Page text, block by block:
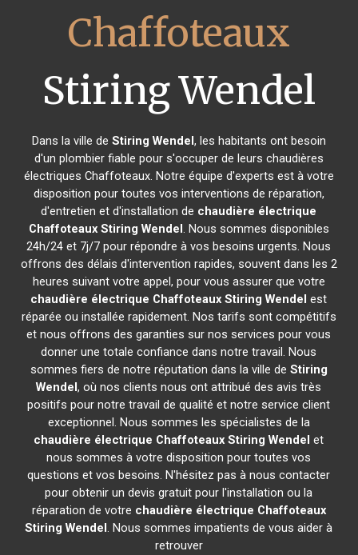
Chaffoteaux
Stiring Wendel
Dans la ville de Stiring Wendel, les habitants ont besoin
d'un plombier fiable pour s'occuper de leurs chaudières
électriques Chaffoteaux. Notre équipe d'experts est à votre
disposition pour toutes vos interventions de réparation,
d'entretien et d'installation de chaudière électrique
Chaffoteaux Stiring Wendel. Nous sommes disponibles
24h/24 et 7j/7 pour répondre à vos besoins urgents. Nous
offrons des délais d'intervention rapides, souvent dans les 2
heures suivant votre appel, pour vous assurer que votre
chaudière électrique Chaffoteaux Stiring Wendel est
réparée ou installée rapidement. Nos tarifs sont compétitifs
et nous offrons des garanties sur nos services pour vous
donner une totale confiance dans notre travail. Nous
sommes fiers de notre réputation dans la ville de Stiring
Wendel, où nos clients nous ont attribué des avis très
positifs pour notre travail de qualité et notre service client
exceptionnel. Nous sommes les spécialistes de la
chaudière électrique Chaffoteaux Stiring Wendel et
nous sommes à votre disposition pour toutes vos
questions et vos besoins. N'hésitez pas à nous contacter
pour obtenir un devis gratuit pour l'installation ou la
réparation de votre chaudière électrique Chaffoteaux
Stiring Wendel. Nous sommes impatients de vous aider à
retrouver